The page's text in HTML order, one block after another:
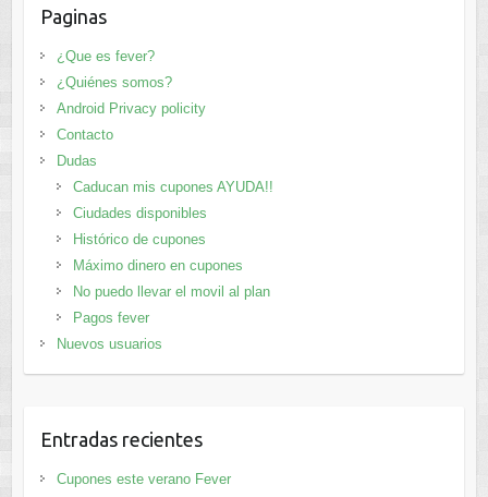
Paginas
¿Que es fever?
¿Quiénes somos?
Android Privacy policity
Contacto
Dudas
Caducan mis cupones AYUDA!!
Ciudades disponibles
Histórico de cupones
Máximo dinero en cupones
No puedo llevar el movil al plan
Pagos fever
Nuevos usuarios
Entradas recientes
Cupones este verano Fever